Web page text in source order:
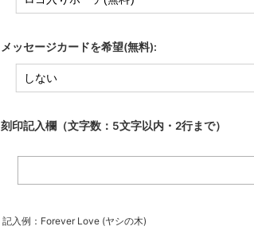
メッセージカードを希望(無料):
刻印記入欄（文字数：5文字以内・2行まで）
記入例：Forever Love (ヤシの木)